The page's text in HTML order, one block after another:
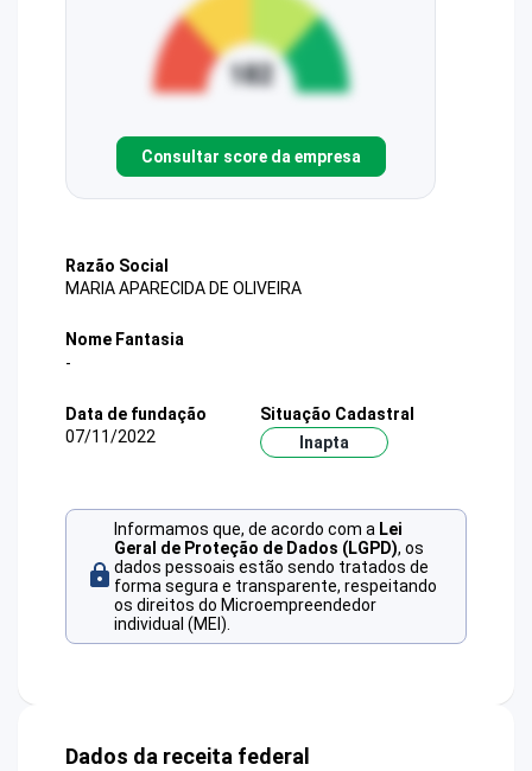
Consultar score da empresa
Razão Social
MARIA APARECIDA DE OLIVEIRA
Nome Fantasia
-
Data de fundação
07/11/2022
Situação Cadastral
Inapta
Informamos que, de acordo com a Lei
Geral de Proteção de Dados (LGPD), os
dados pessoais estão sendo tratados de
forma segura e transparente, respeitando
os direitos do Microempreendedor
individual (MEI).
Dados da receita federal